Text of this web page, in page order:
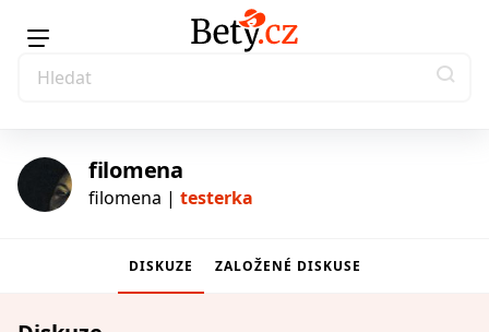
filomena
filomena | testerka
DISKUZE ZALOŽENÉ DISKUSE